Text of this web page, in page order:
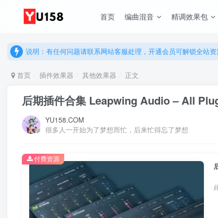
首页 编曲混音 精调效果包
说明：有任何问题请联系网站客服处理，开通会员可解锁全站
说明：有任何问题请联系网站客服处理，开通会员可解锁全站
首页 插件效果器 其他效果器 正文
后期插件合集 Leapwing Audio – All
YU158.COM
很多人一开始为了梦想而忙，后来忙得忘了梦想
付费资源